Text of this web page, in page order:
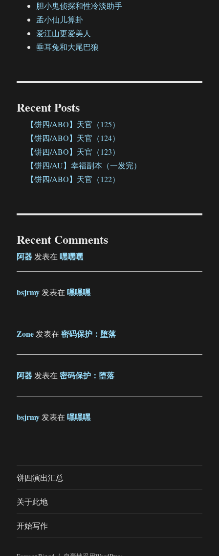
胆小鬼侦探和性冷淡助手
孟小仙儿算卦
爱江山更爱美人
垂耳兔和大尾巴狼
Recent Posts
【饼四/ABO】天官（125）
【饼四/ABO】天官（124）
【饼四/ABO】天官（123）
【饼四/AU】幸福副本（一发完）
【饼四/ABO】天官（122）
Recent Comments
阿器发表在嘿嘿嘿
bsjrmy发表在嘿嘿嘿
Zone发表在密码保护：堕落
阿器发表在密码保护：堕落
bsjrmy发表在嘿嘿嘿
饼四演出汇总
关于此地
开始写作